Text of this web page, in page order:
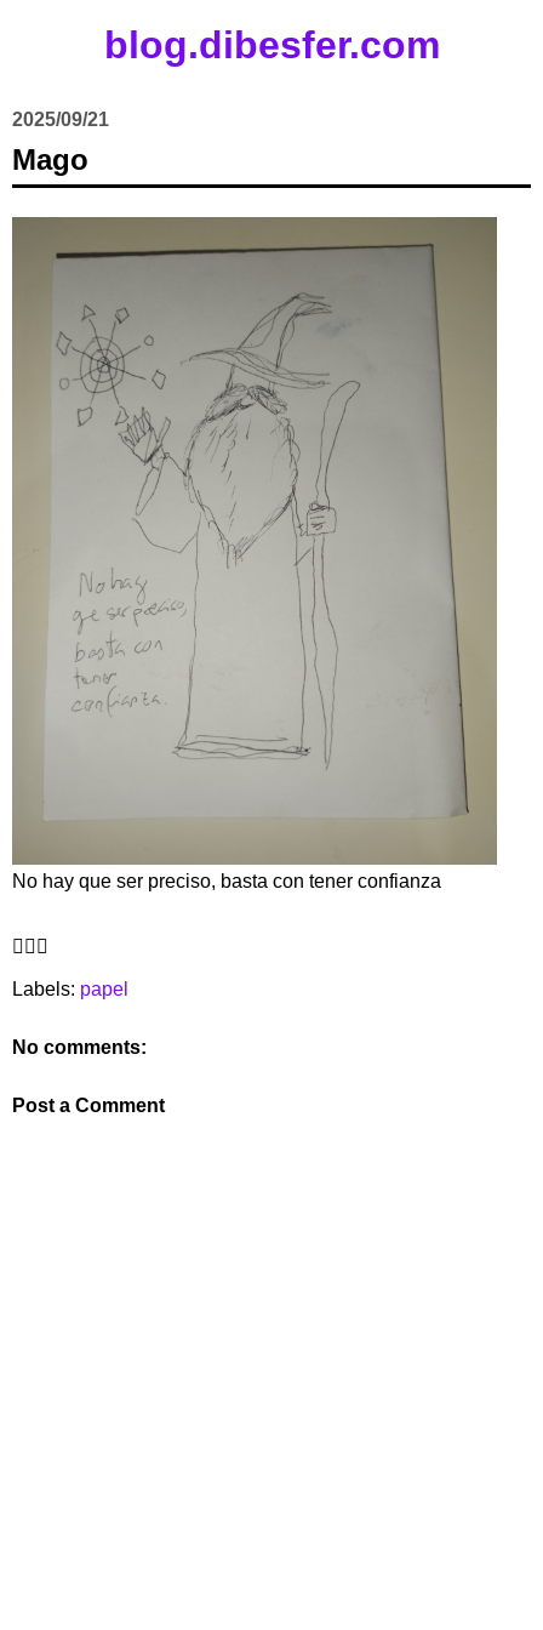
blog.dibesfer.com
2025/09/21
Mago
No hay que ser preciso, basta con tener confianza
🧙🏼‍♀️
Labels: papel
No comments:
Post a Comment